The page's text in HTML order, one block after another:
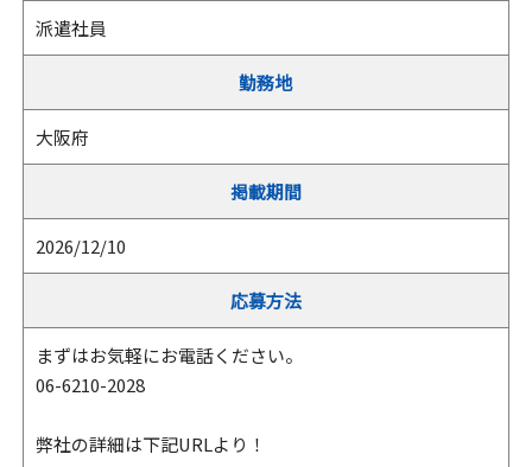
派遣社員
勤務地
大阪府
掲載期間
2026/12/10
応募方法
まずはお気軽にお電話ください。
06-6210-2028
弊社の詳細は下記URLより！